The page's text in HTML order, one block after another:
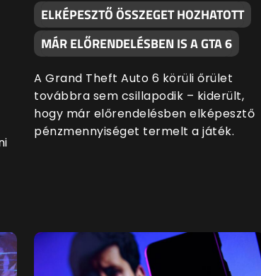
ELKÉPESZTŐ ÖSSZEGET HOZHATOTT
MÁR ELŐRENDELÉSBEN IS A GTA 6
A Grand Theft Auto 6 körüli őrület
továbbra sem csillapodik – kiderült,
hogy már előrendelésben elképesztő
pénzmennyiséget termelt a játék.